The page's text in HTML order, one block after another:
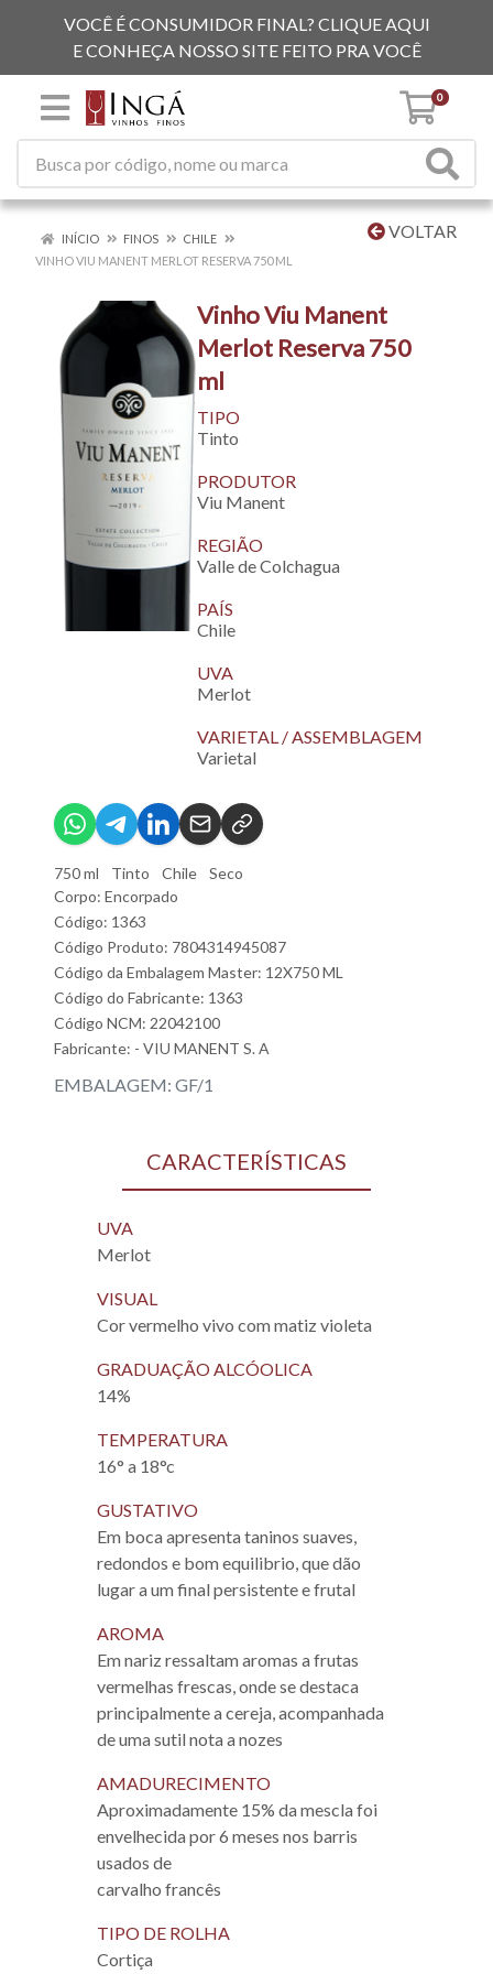
VOCÊ É CONSUMIDOR FINAL? CLIQUE AQUI
E CONHEÇA NOSSO SITE FEITO PRA VOCÊ
0
VOLTAR
INÍCIO FINOS
CHILE
VINHO VIU MANENT MERLOT RESERVA 750 ML
Vinho Viu Manent
Merlot Reserva 750
ml
TIPO
Tinto
PRODUTOR
Viu Manent
REGIÃO
Valle de Colchagua
PAÍS
Chile
UVA
Merlot
VARIETAL / ASSEMBLAGEM
Varietal
750 ml Tinto Chile
Seco
Corpo: Encorpado
Código: 1363
Código Produto: 7804314945087
Código da Embalagem Master: 12X750 ML
Código do Fabricante: 1363
Código NCM: 22042100
Fabricante: - VIU MANENT S. A
EMBALAGEM: GF/1
CARACTERÍSTICAS
UVA
Merlot
VISUAL
Cor vermelho vivo com matiz violeta
GRADUAÇÃO ALCÓOLICA
14%
TEMPERATURA
16° a 18°c
GUSTATIVO
Em boca apresenta taninos suaves,
redondos e bom equilibrio, que dão
lugar a um final persistente e frutal
AROMA
Em nariz ressaltam aromas a frutas
vermelhas frescas, onde se destaca
principalmente a cereja, acompanhada
de uma sutil nota a nozes
AMADURECIMENTO
Aproximadamente 15% da mescla foi
envelhecida por 6 meses nos barris
usados de
carvalho francês
TIPO DE ROLHA
Cortiça